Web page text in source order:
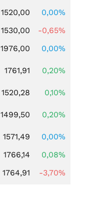
1520,00
0,00%
1530,00
-0,65%
1976,00
0,00%
1761,91 0,20%
1520,28
0,10%
1499,50 0,20%
1571,49
0,00%
1766,14
0,08%
1764,91 -3,70%